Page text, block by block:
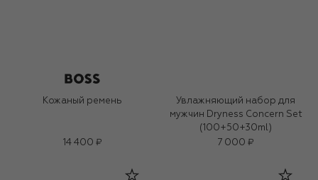
Кожаный ремень
14 400 ₽
Увлажняющий набор для
мужчин Dryness Concern Set
(100+50+30ml)
7 000 ₽